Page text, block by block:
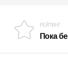
РЕЙТИНГ
Пока